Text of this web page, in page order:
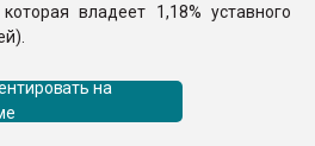
владеет 1,18% уставного
на